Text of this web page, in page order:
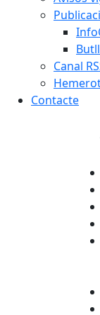
Canal
Contacte